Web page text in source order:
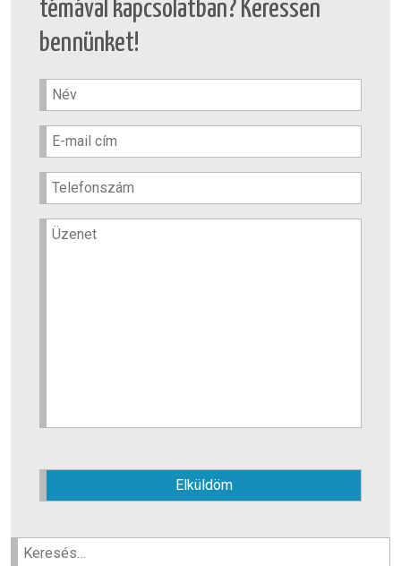
témával kapcsolatban? Keressen
bennünket!
üresen
a
mezőt.
Keresés: